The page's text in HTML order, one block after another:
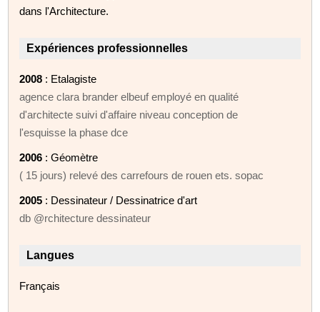
dans l'Architecture.
Expériences professionnelles
2008 : Etalagiste
agence clara brander elbeuf employé en qualité
d'architecte suivi d'affaire niveau conception de
l'esquisse la phase dce
2006 : Géomètre
( 15 jours) relevé des carrefours de rouen ets. sopac
2005 : Dessinateur / Dessinatrice d'art
db @rchitecture dessinateur
Langues
Français